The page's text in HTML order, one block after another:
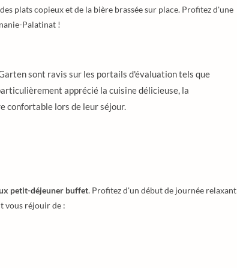
plats copieux et de la bière brassée sur place. Profitez d'une
Palatinat !
sont ravis sur les portails d'évaluation tels que
apprécié la cuisine délicieuse, la
confortable lors de leur séjour.
petit-déjeuner buffet. Profitez d'un début de journée relaxant
vous réjouir de :